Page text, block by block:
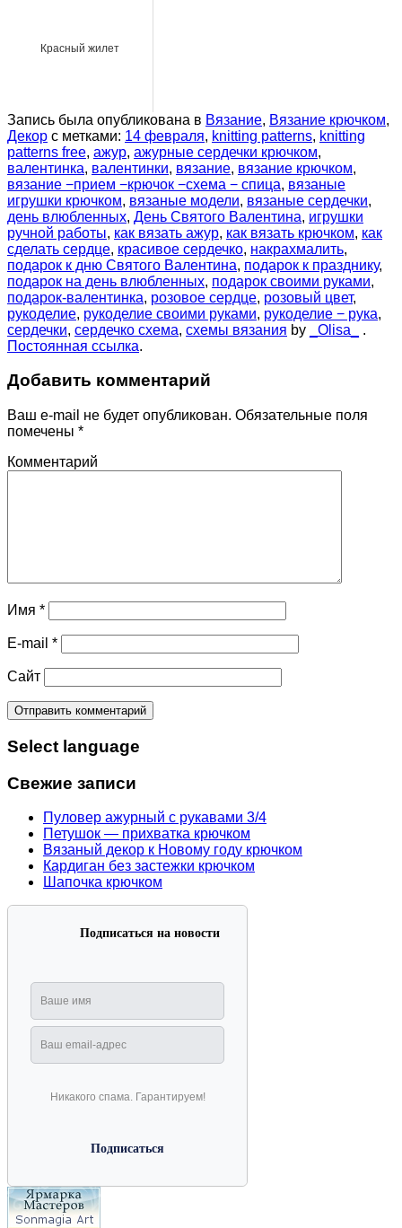
Красный жилет
Запись была опубликована в Вязание, Вязание крючком,
Декор с метками: 14 февраля, knitting patterns, knitting
patterns free, ажур, ажурные сердечки крючком,
валентинка, валентинки, вязание, вязание крючком,
вязание −прием −крючок −схема − спица, вязаные
игрушки крючком, вязаные модели, вязаные сердечки,
день влюбленных, День Святого Валентина, игрушки
ручной работы, как вязать ажур, как вязать крючком, как
сделать сердце, красивое сердечко, накрахмалить,
подарок к дню Святого Валентина, подарок к празднику,
подарок на день влюбленных, подарок своими руками,
подарок-валентинка, розовое сердце, розовый цвет,
рукоделие, рукоделие своими руками, рукоделие − рука,
сердечки, сердечко схема, схемы вязания by _Olisa_
.
Постоянная ссылка.
Добавить комментарий
Ваш e-mail не будет опубликован. Обязательные поля
помечены *
Комментарий
Имя *
E-mail *
Сайт
Select language
Свежие записи
Пуловер ажурный с рукавами 3/4
Петушок — прихватка крючком
Вязаный декор к Новому году крючком
Кардиган без застежки крючком
Шапочка крючком
Подписаться на новости
Никакого спама. Гарантируем!